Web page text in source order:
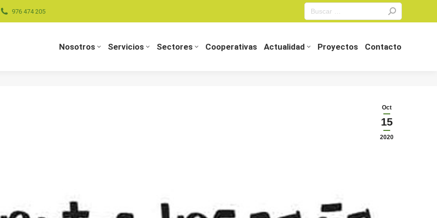
976 474 205
Search:
Nosotros Servicios Sectores Cooperativas Actualidad Proyectos Contacto
Oct
15
2020
Actualidad Proyectos Contacto